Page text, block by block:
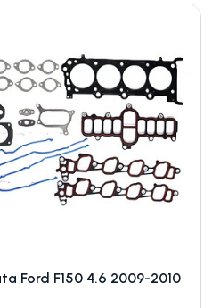
Ford F150 4.6 2009-2010